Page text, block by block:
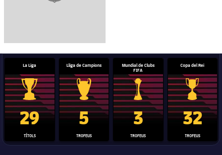
La Liga
Trofeu de la Liga
29
TÍTOLS
Lliga de Campions
Trofeu de la Lliga de Campions
5
TROFEUS
Mundial de Clubs
FIFA
Trofeu del Mundial de Clubs
3
TROFEUS
Copa del Rei
Copa del
32
TROFEUS